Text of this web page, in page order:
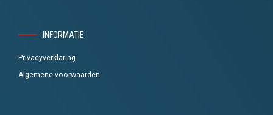
INFORMATIE
Privacyverklaring
Algemene voorwaarden